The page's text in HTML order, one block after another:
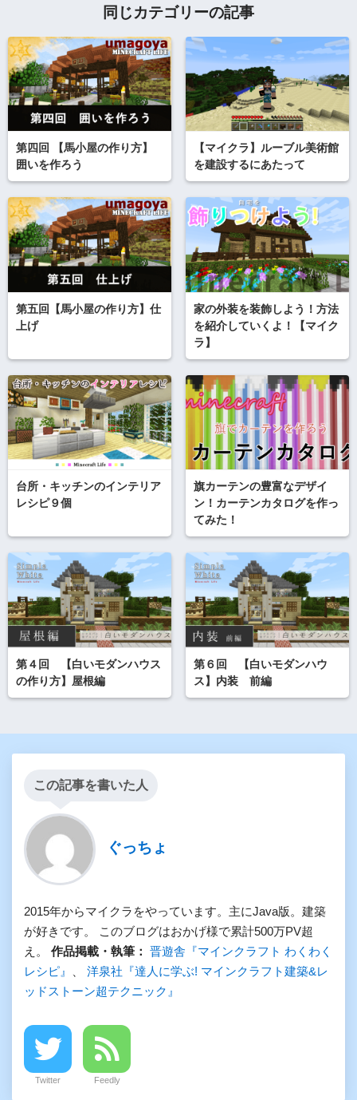
同じカテゴリーの記事
第四回 【馬小屋の作り方】
囲いを作ろう
【マイクラ】ルーブル美術館
を建設するにあたって
第五回【馬小屋の作り方】仕
上げ
家の外装を装飾しよう！方法
を紹介していくよ！【マイク
ラ】
台所・キッチンのインテリア
レシピ９個
旗カーテンの豊富なデザイ
ン！カーテンカタログを作っ
てみた！
第４回 【白いモダンハウス
の作り方】屋根編
第６回 【白いモダンハウ
ス】内装 前編
この記事を書いた人
ぐっちょ
2015年からマイクラをやっています。主にJava版。建築
が好きです。 このブログはおかげ様で累計500万PV超
え。 作品掲載・執筆： 晋遊舎『マインクラフト わくわく
レシピ』
洋泉社『達人に学ぶ! マインクラフト建築&レ
ッドストーン超テクニック』
Twitter Feedly